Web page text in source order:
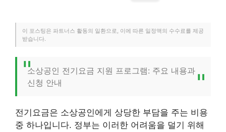
이 포스팅은 파트너스 활동의 일환으로, 이에 따른 일정액의 수수료를 제공
받습니다.
소상공인 전기요금 지원 프로그램: 주요 내용과
신청 안내
전기요금은 소상공인에게 상당한 부담을 주는 비용
중 하나입니다. 정부는 이러한 어려움을 덜기 위해